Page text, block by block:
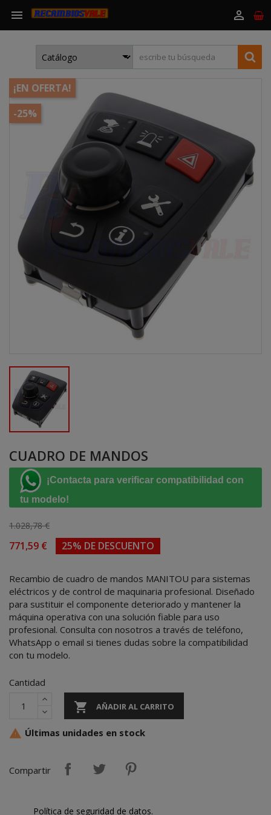
 
¡EN OFERTA!
-25%
CUADRO DE MANDOS
¡Contacta para verificar compatibilidad con
tu modelo!
1.028,78 €
771,59 € 25% DE DESCUENTO
Recambio de cuadro de mandos MANITOU para sistemas
eléctricos y de control de maquinaria profesional. Diseñado
para sustituir el componente deteriorado y mantener la
máquina operativa con una solución fiable para uso
profesional. Consulta con nosotros a través de teléfono,
WhatsApp o email si tienes dudas sobre la compatibilidad
con tu modelo.
Cantidad
 AÑADIR AL CARRITO
 Últimas unidades en stock
Compartir
Política de seguridad de datos.